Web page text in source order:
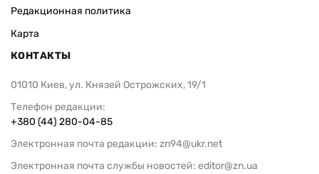
Редакционная политика
Карта
КОНТАКТЫ
01010 Киев, ул. Князей Острожских, 19/1
Телефон редакции:
+380 (44) 280-04-85
Электронная почта редакции: zn94@ukr.net
Электронная почта службы новостей: editor@zn.ua